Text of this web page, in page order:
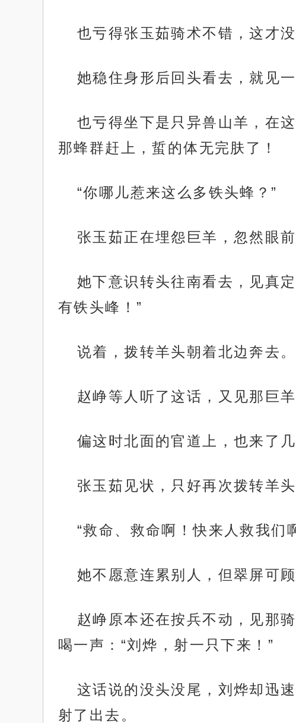
也亏得张玉茹骑术不错，这才
她稳住身形后回头看去，就见
也亏得坐下是只异兽山羊，在
那蜂群赶上，蜇的体无完肤了！
“你哪儿惹来这么多铁头蜂？”
张玉茹正在埋怨巨羊，忽然眼
她下意识转头往南看去，见真
有铁头峰！”
说着，拨转羊头朝着北边奔去。
赵峥等人听了这话，又见那巨
偏这时北面的官道上，也来了
张玉茹见状，只好再次拨转羊
“救命、救命啊！快来人救我们
她不愿意连累别人，但翠屏可
赵峥原本还在按兵不动，见那
喝一声：“刘烨，射一只下来！”
这话说的没头没尾，刘烨却迅
射了出去。